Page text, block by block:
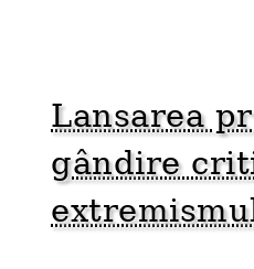
Lansarea
gândire